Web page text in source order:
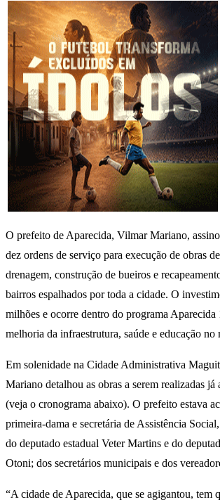
O prefeito de Aparecida, Vilmar Mariano,
dez ordens de serviço para execução de obras
drenagem, construção de bueiros e
bairros espalhados por toda a cidade. O
milhões e ocorre dentro do programa Aparecida
melhoria da infraestrutura, saúde e educação
Em solenidade na Cidade Administrativa
Mariano detalhou as obras a serem realizadas já
(veja o cronograma abaixo). O prefeito estava
primeira-dama e secretária de Assistência
do deputado estadual Veter Martins e do
Otoni; dos secretários municipais e dos
“A cidade de Aparecida, que se agigantou, tem